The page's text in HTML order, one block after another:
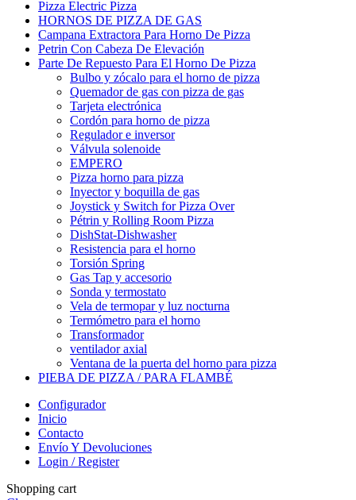
Pizza Electric Pizza
HORNOS DE PIZZA DE GAS
Campana Extractora Para Horno De Pizza
Petrin Con Cabeza De Elevación
Parte De Repuesto Para El Horno De Pizza
Bulbo y zócalo para el horno de pizza
Quemador de gas con pizza de gas
Tarjeta electrónica
Cordón para horno de pizza
Regulador e inversor
Válvula solenoide
EMPERO
Pizza horno para pizza
Inyector y boquilla de gas
Joystick y Switch for Pizza Over
Pétrin y Rolling Room Pizza
DishStat-Dishwasher
Resistencia para el horno
Torsión Spring
Gas Tap y accesorio
Sonda y termostato
Vela de termopar y luz nocturna
Termómetro para el horno
Transformador
ventilador axial
Ventana de la puerta del horno para pizza
PIEBA DE PIZZA / PARA FLAMBÉ
Configurador
Inicio
Contacto
Envío Y Devoluciones
Login / Register
Shopping cart